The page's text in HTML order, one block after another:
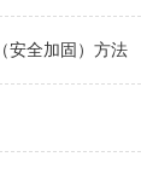
安全加固）方法